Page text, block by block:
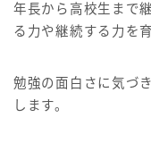
年長から高校生まで
る力や継続する力を
勉強の面白さに気づ
します。